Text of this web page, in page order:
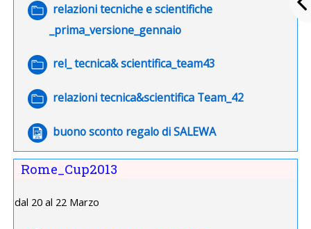
relazioni tecniche e scientifiche
_prima_versione_gennaio
Cartella
rel_ tecnica& scientifica_team43
Cartella
relazioni tecnica&scientifica Team_42
Cartella
buono sconto regalo di SALEWA
File
Rome_Cup2013
dal 20 al 22 Marzo